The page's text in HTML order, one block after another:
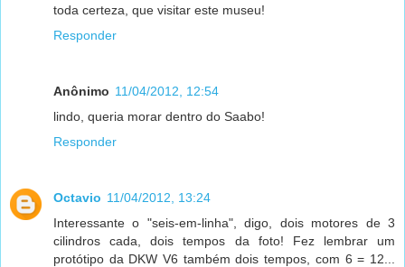
toda certeza, que visitar este museu!
Responder
Anônimo 11/04/2012, 12:54
lindo, queria morar dentro do Saabo!
Responder
Octavio 11/04/2012, 13:24
Interessante o "seis-em-linha", digo, dois motores de 3
cilindros cada, dois tempos da foto! Fez lembrar um
protótipo da DKW V6 também dois tempos, com 6 = 12...